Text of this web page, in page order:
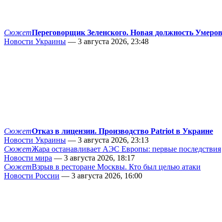
СюжетПереговорщик Зеленского. Новая должность
Новости Украины — 3 августа 2026, 23:48
СюжетОтказ в лицензии. Производство Patriot в Украине
Новости Украины — 3 августа 2026, 23:13
СюжетЖара останавливает АЭС Европы: первые последствия
Новости мира — 3 августа 2026, 18:17
СюжетВзрыв в ресторане Москвы. Кто был целью атаки
Новости России — 3 августа 2026, 16:00